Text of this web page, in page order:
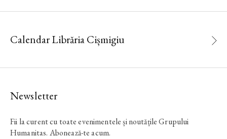
Calendar Librăria Cișmigiu
Newsletter
Fii la curent cu toate evenimentele și noutățile Grupului
Humanitas. Abonează-te acum.